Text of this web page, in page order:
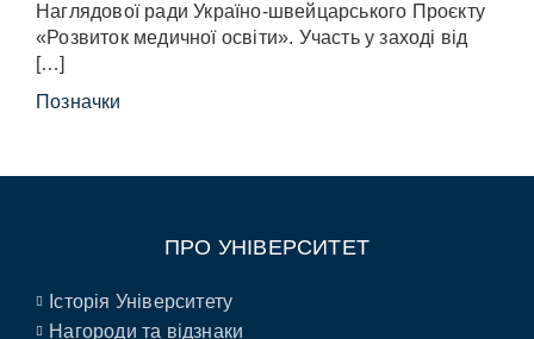
Наглядової ради Україно-швейцарського Проєкту
«Розвиток медичної освіти». Участь у заході від
[…]
Позначки
ПРО УНІВЕРСИТЕТ
Історія Університету
Нагороди та відзнаки